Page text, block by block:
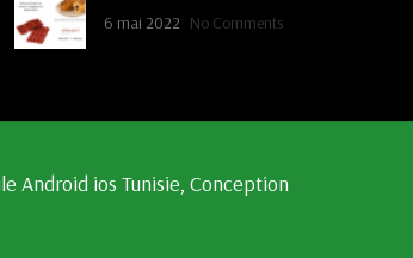
6 mai 2022 No Comments